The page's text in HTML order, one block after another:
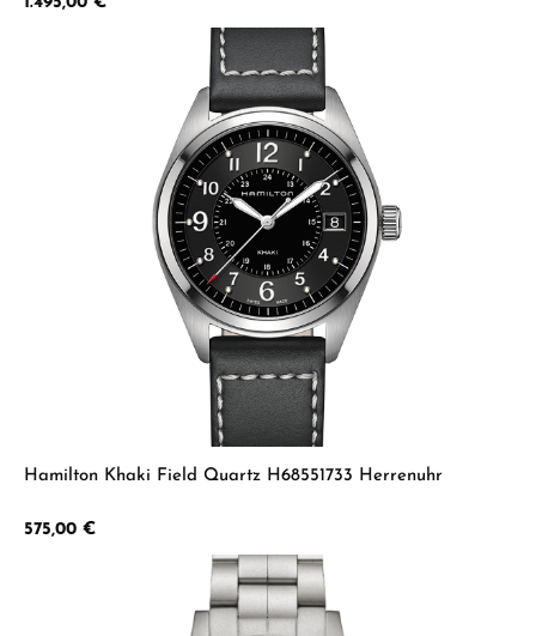
Hamilton Khaki Field Quartz H68551733 Herrenuhr
Regulärer Preis:
575,00 €